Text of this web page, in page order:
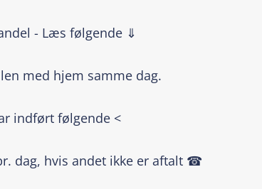
- Læs følgende ⇓
med hjem samme dag.
indført følgende <
dag, hvis andet ikke er aftalt ☎